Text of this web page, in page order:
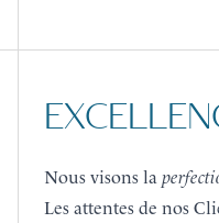
Nous visons la
Les attentes de nos